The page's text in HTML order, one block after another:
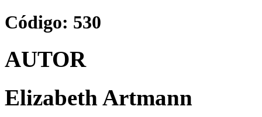
Código: 530
AUTOR
Elizabeth Artmann